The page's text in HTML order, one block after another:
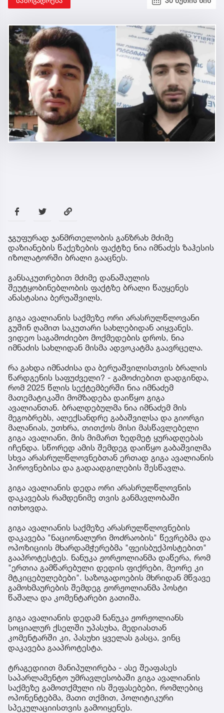
ჯგუფურად ჯანმრთელობის განზრახ მძიმე
დაზიანების წაქეზების ფაქტზე ნია იმნაძეს ზაჰესის
იზოლატორში ბრალი გააცნეს.
განსაკუთრებით მძიმე დანაშაულის
შეუტყობინებლობის ფაქტზე ბრალი წაუყენეს
ანასტასია ბერუაშვილს.
გიგა ავალიანის საქმეზე ორი არასრულწლოვანი
გუშინ ღამით საკუთარი სახლებიდან აიყვანეს.
ვიდეო საგამოძიებო მოქმედების დროს, ნია
იმნაძის სახლიდან მისმა ადვოკატმა გაავრცელა.
რა გახდა იმნაძისა და ბერუაშვილისთვის ბრალის
წარდგენის საფუძველი? - გამოძიებით დადგინდა,
რომ 2025 წლის სექტემბერში ნია იმნაძემ
მათემატიკაში მომზადება დაიწყო გიგა
ავალიანთან. ბრალდებულმა ნია იმნაძემ მის
მეგობრებს, ალექსანდრე გაბაშვილსა და გიორგი
მალანიას, უთხრა, თითქოს მისი მასწავლებელი
გიგა ავალიანი, მის მიმართ ზედმეტ ყურადღებას
იჩენდა. სწორედ ამის შემდეგ დაიწყო გაბაშვილმა
სხვა არასრულწლოვნებთან ერთად გიგა ავალიანის
პიროვნებისა და გადაადგილების შესწავლა.
გიგა ავალიანის დედა ორი არასრულწლოვნის
დაკავებას რამდენიმე თვის განმავლობაში
ითხოვდა.
გიგა ავალიანის საქმეზე არასრულწლოვნების
დაკავება "ნაციონალური მოძრაობის" წევრებმა და
ოპოზიციის მხარდამჭერებმა "ფეისბუქპოსტებით"
გააპროტესტეს. ნანუკა ჟორჟოლიანმა დაწერა, რომ
"ერთია გამწარებული დედის ფიქრები, მეორე კი
მტკიცებულებები". საზოგადოების მხრიდან მწვავე
გამოხმაურების შემდეგ ჟორჟოლიანმა პოსტი
წაშალა და კომენტარები გათიშა.
გიგა ავალიანის დედამ ნანუკა ჟორჟოლიანს
სოციალურ ქსელში უპასუხა, მედიასთან
კომენტარში კი, პასუხი ყველას გასცა, ვინც
დაკავება გააპროტესტა.
ტრაგედიით მანიპულირება - ასე შეაფასეს
საპარლამენტო უმრავლესობაში გიგა ავალიანის
საქმეზე გამოთქმული ის შეფასებები, რომლებიც
ოპონენტებმა, მათი თქმით, პოლიტიკური
სპეკულაციისთვის გამოიყენეს.